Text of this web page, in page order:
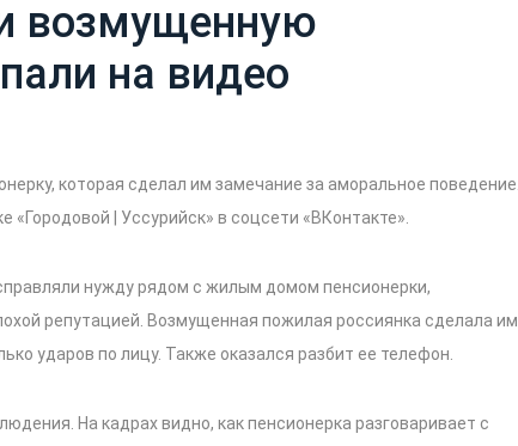
возмущенную
на видео
которая сделал им замечание за аморальное поведение.
«Городовой | Уссурийск» в соцсети «ВКонтакте».
нужду рядом с жилым домом пенсионерки,
репутацией. Возмущенная пожилая россиянка сделала им
ударов по лицу. Также оказался разбит ее телефон.
На кадрах видно, как пенсионерка разговаривает с